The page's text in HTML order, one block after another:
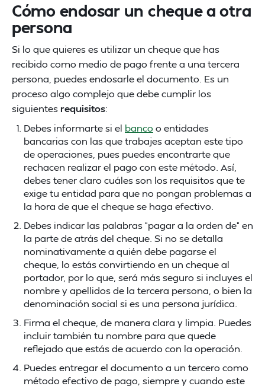
Cómo endosar un cheque a otra
persona
Si lo que quieres es utilizar un cheque que has
recibido como medio de pago frente a una tercera
persona, puedes endosarle el documento. Es un
proceso algo complejo que debe cumplir los
siguientes requisitos:
Debes informarte si el banco o entidades
bancarias con las que trabajes aceptan este tipo
de operaciones, pues puedes encontrarte que
rechacen realizar el pago con este método. Así,
debes tener claro cuáles son los requisitos que te
exige tu entidad para que no pongan problemas a
la hora de que el cheque se haga efectivo.
Debes indicar las palabras “pagar a la orden de” en
la parte de atrás del cheque. Si no se detalla
nominativamente a quién debe pagarse el
cheque, lo estás convirtiendo en un cheque al
portador, por lo que, será más seguro si incluyes el
nombre y apellidos de la tercera persona, o bien la
denominación social si es una persona jurídica.
Firma el cheque, de manera clara y limpia. Puedes
incluir también tu nombre para que quede
reflejado que estás de acuerdo con la operación.
Puedes entregar el documento a un tercero como
método efectivo de pago, siempre y cuando este